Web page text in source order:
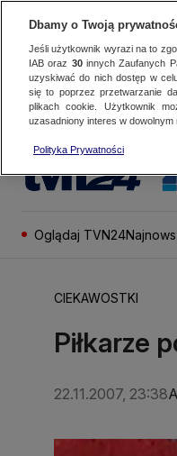
Oglądaj TVN24
CIEKAWOSTKI
Piłkarze
22.11.2007, 23:38
Dbamy o Twoją
Jeśli użytkownik wyrazi na to
IAB oraz 30innych Zaufanych
uzyskiwać do nich dostęp w
się to poprzez przetwarzanie
plikach cookie. Użytkownik
uzasadniony interes w dowolnym
Polityka Prywatności